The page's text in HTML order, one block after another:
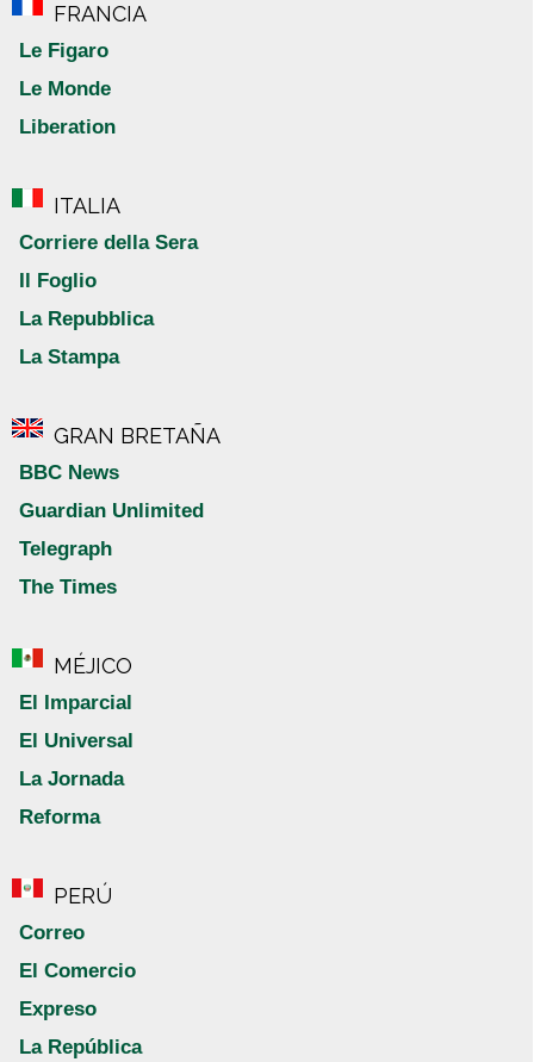
FRANCIA
Le Figaro
Le Monde
Liberation
ITALIA
Corriere della Sera
Il Foglio
La Repubblica
La Stampa
GRAN BRETAÑA
BBC News
Guardian Unlimited
Telegraph
The Times
MÉJICO
El Imparcial
El Universal
La Jornada
Reforma
PERÚ
Correo
El Comercio
Expreso
La República